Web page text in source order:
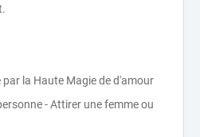
par la Haute Magie de d'amour
- Attirer une femme ou